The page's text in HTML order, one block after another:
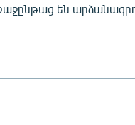
են